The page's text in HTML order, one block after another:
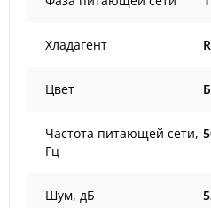
Хладагент
Цвет
Частота питающей сети,
Гц
Шум, дБ